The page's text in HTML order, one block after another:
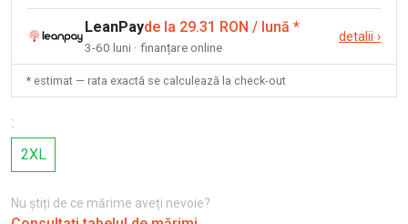
LeanPayde la 29.31 RON / lună *
3-60 luni · finanțare online
detalii ›
* estimat — rata exactă se calculează la check-out
:
2XL
Nu știți de ce mărime aveți nevoie?